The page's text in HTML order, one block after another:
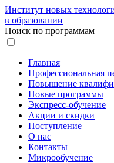
Институт новых
в образовании
Поиск по программам
Главная
Профессиональная
Повышение
Новые программы
Экспресс-обучение
Акции и скидки
Поступление
О нас
Контакты
Микрообучение